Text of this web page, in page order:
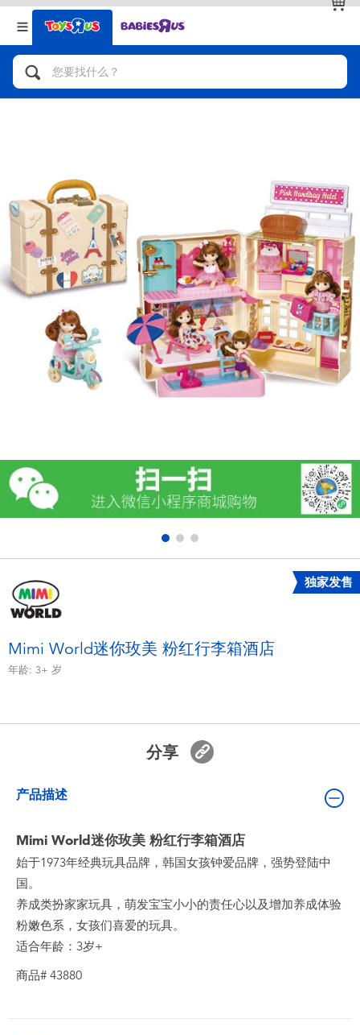
返回
分类目录
人气英雄，角色扮演，射击玩具
拼砌组合及乐高LEGO
玩具车，货车，火车及遥控系列
手工艺，文具，蜡笔，泥胶，画板
娃娃，芭比，收藏公仔
电子玩具
益智学习玩具
户外及运动产品
模仿，化妆及造型系列
毛绒公仔玩具
玩具促销
玩具清货
返回
品牌
查看全部
独家发售
Mimi World迷你玫美 粉红行李箱酒店
年龄: 3+ 岁
分享
产品描述
Mimi World迷你玫美 粉红行李箱酒店
始于1973年经典玩具品牌，韩国女孩钟爱品牌，强势登陆中
国。
养成类扮家家玩具，萌发宝宝小小的责任心以及增加养成体验
粉嫩色系，女孩们喜爱的玩具。
适合年龄：3岁+
商品# 43880